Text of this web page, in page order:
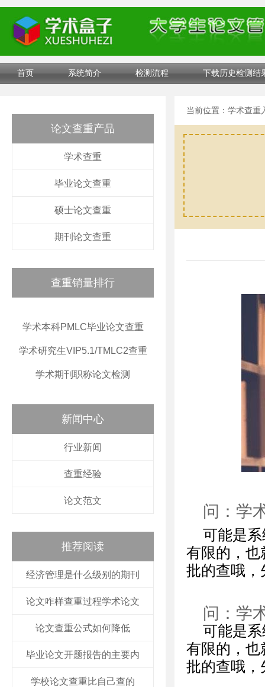
首页 系统简介 检测流程 下载历史检测结
论文查重产品
学术查重
毕业论文查重
硕士论文查重
期刊论文查重
查重销量排行
学术本科PMLC毕业论文查重
学术研究生VIP5.1/TMLC2查重
学术期刊职称论文检测
新闻中心
行业新闻
查重经验
论文范文
推荐阅读
经济管理是什么级别的期刊
论文咋样查重过程学术论文
论文查重公式如何降低
毕业论文开题报告的主要内
学校论文查重比自己查的
当前位置： 学术查重
问：学
可能是
有限的，也
批的查哦，
问：学
可能是
有限的，也
批的查哦，